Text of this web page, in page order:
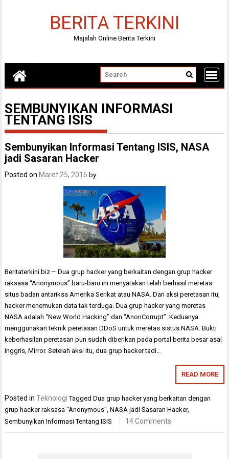
BERITA TERKINI
Majalah Online Berita Terkini
SEMBUNYIKAN INFORMASI
TENTANG ISIS
Sembunyikan Informasi Tentang ISIS, NASA
jadi Sasaran Hacker
Posted on Maret 25, 2016 by
Beritaterkini.biz – Dua grup hacker yang berkaitan dengan grup hacker
raksasa “Anonymous” baru-baru ini menyatakan telah berhasil meretas
situs badan antariksa Amerika Serikat atau NASA. Dari aksi peretasan itu,
hacker menemukan data tak terduga. Dua grup hacker yang meretas
NASA adalah “New World Hacking” dan “AnonCorrupt”. Keduanya
menggunakan teknik peretasan DDoS untuk meretas sistus NASA. Bukti
keberhasilan peretasan pun sudah diberikan pada portal berita besar asal
Inggris, Mirror. Setelah aksi itu, dua grup hacker tadi…
READ MORE
Posted inTeknologi TaggedDua grup hacker yang berkaitan dengan
grup hacker raksasa "Anonymous",NASA jadi Sasaran Hacker,
Sembunyikan Informasi Tentang ISIS
14 Comments